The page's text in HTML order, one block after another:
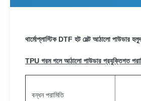
থার্মোপ্লাস্টিক DTF হট মেল্ট আঠালো পাউডার
TPU গরম গলে আঠালো পাউডার প্রযুক্তিগত
বন্ধন পরামিতি